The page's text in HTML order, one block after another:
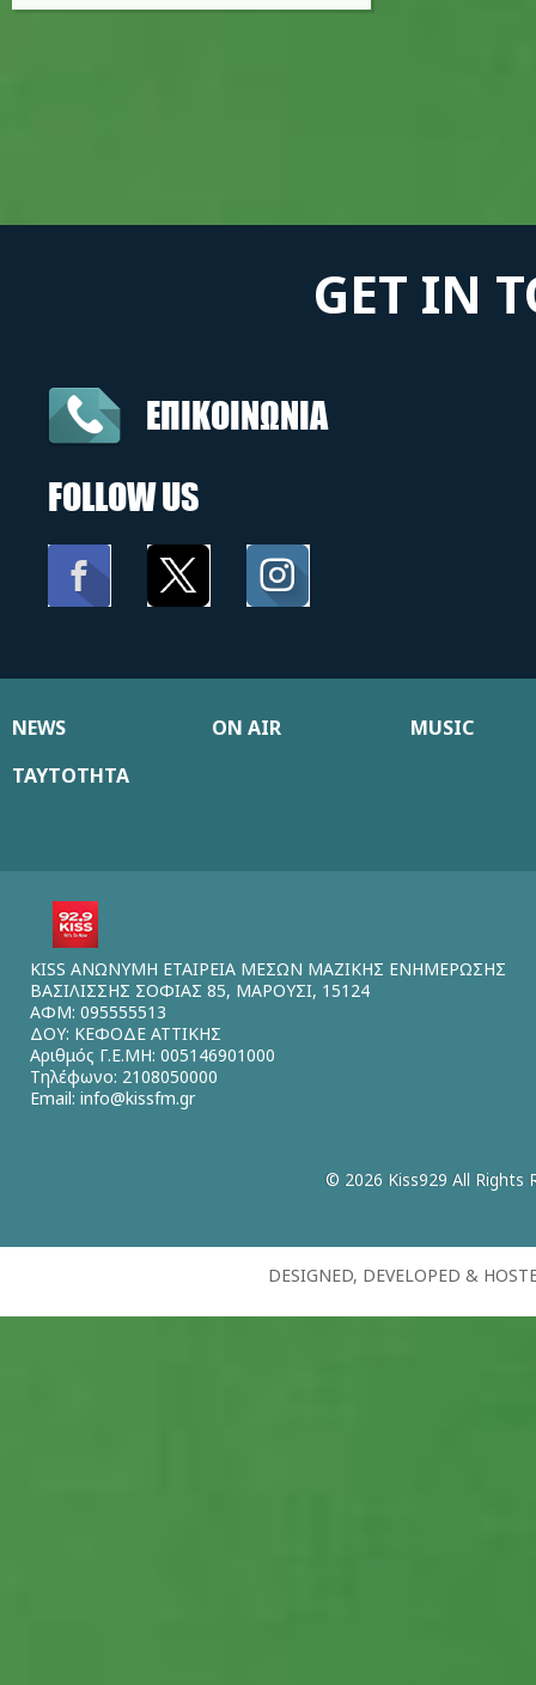
GET IN
ΕΠΙΚΟΙΝΩΝΙΑ
FOLLOW US
NEWS ON AIR
MUSIC
ΤΑΥΤΟΤΗΤΑ
KISS ΑΝΩΝΥΜΗ ΕΤΑΙΡΕΙΑ ΜΕΣΩΝ ΜΑΖΙΚΗΣ ΕΝΗΜΕΡΩΣΗΣ
ΒΑΣΙΛΙΣΣΗΣ ΣΟΦΙΑΣ 85, ΜΑΡΟΥΣΙ, 15124
ΑΦΜ: 095555513
ΔΟΥ: ΚΕΦΟΔΕ ΑΤΤΙΚΗΣ
Αριθμός Γ.Ε.ΜΗ: 005146901000
Τηλέφωνο: 2108050000
Email: info@kissfm.gr
© 2026 Kiss929 All Rights
DESIGNED, DEVELOPED &